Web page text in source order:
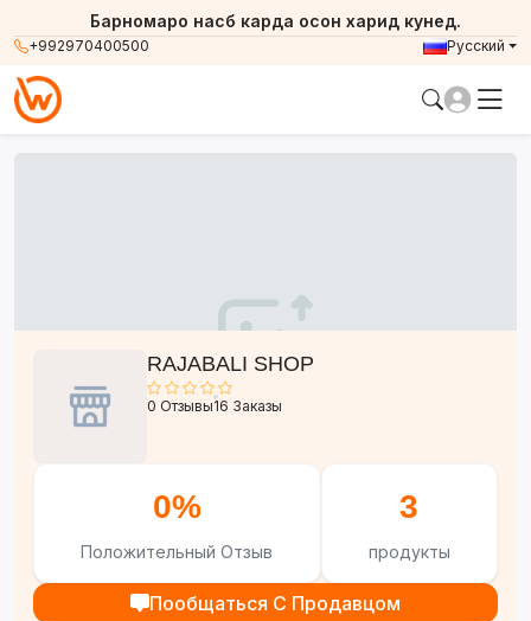
+992970400500
Барномаро насб карда осон харид кунед.
Русский
RAJABALI SHOP
0 Отзывы16 Заказы
0%
Положительный Отзыв
3
продукты
Пообщаться С Продавцом